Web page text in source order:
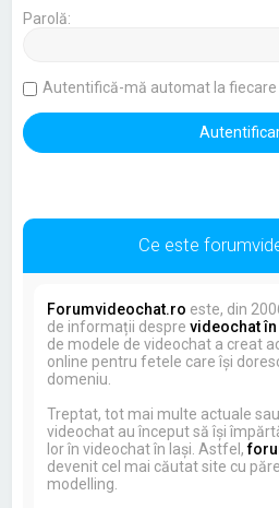
Parolă:
Autentifică-mă automat la fiecare
Ce este
Forumvideochat.ro este, din
de informații desprevideochat în
de modele de videochat a creat
online pentru fetele care își
domeniu.
Treptat, tot mai multe actuale
videochat au început să își
lor în videochat în Iași. Astfel,
devenit cel mai căutat site cu
modelling.